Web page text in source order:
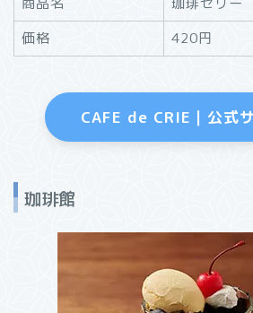
価格
420円
CAFE de CRIE｜公式
珈琲館